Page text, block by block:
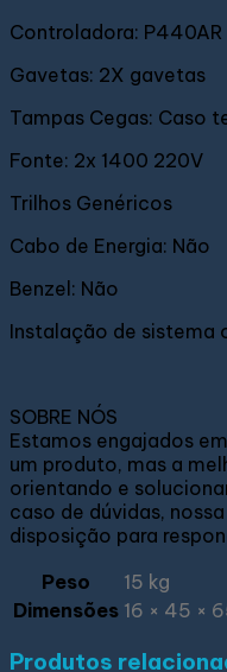
Controladora: P440AR
Gavetas: 2X gavetas
Tampas Cegas: Caso
Fonte: 2x 1400 220V
Trilhos Genéricos
Cabo de Energia: Não
Benzel: Não
Instalação de sistema
SOBRE NÓS
Estamos engajados
um produto, mas a
orientando e
caso de dúvidas,
disposição para
Peso
15 kg
Dimensões 16 × 45 ×
Produtos